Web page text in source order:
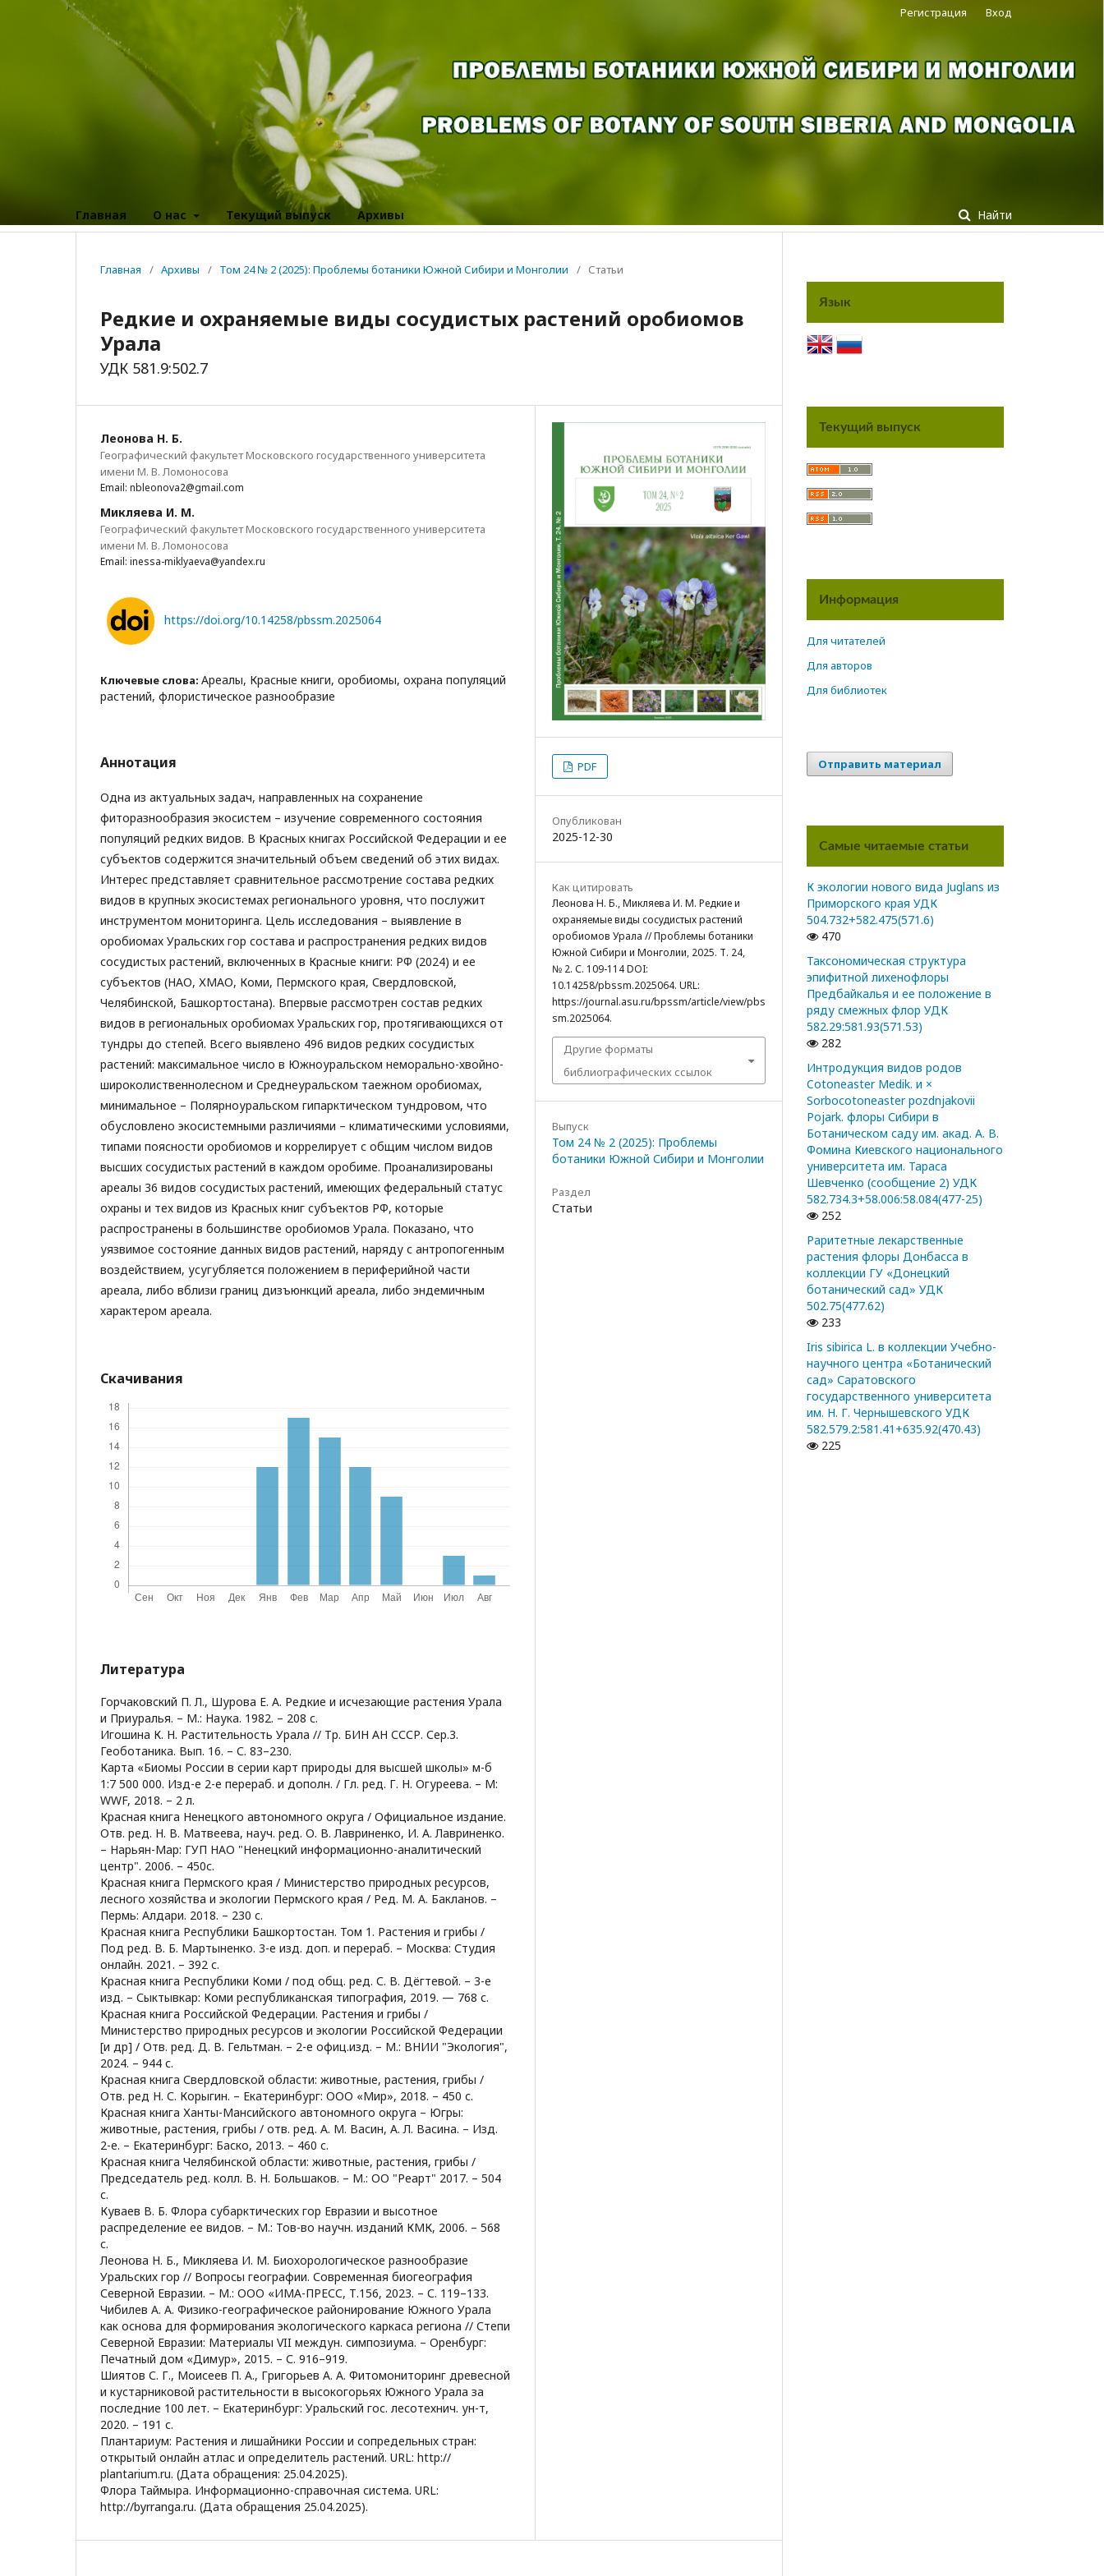
Главная О нас Текущий выпуск Архивы Найти
Регистрация Вход
Главная / Архивы / Том 24 № 2 (2025): Проблемы ботаники Южной Сибири и Монголии / Статьи
Редкие и охраняемые виды сосудистых растений оробиомов
Урала
УДК 581.9:502.7
Леонова Н. Б.
Географический факультет Московского государственного университета
имени М. В. Ломоносова
Email: nbleonova2@gmail.com
Микляева И. М.
Географический факультет Московского государственного университета
имени М. В. Ломоносова
Email: inessa-miklyaeva@yandex.ru
https://doi.org/10.14258/pbssm.2025064
Ключевые слова: Ареалы, Красные книги, оробиомы, охрана популяций
растений, флористическое разнообразие
Аннотация
Одна из актуальных задач, направленных на сохранение
фиторазнообразия экосистем – изучение современного состояния
популяций редких видов. В Красных книгах Российской Федерации и ее
субъектов содержится значительный объем сведений об этих видах.
Интерес представляет сравнительное рассмотрение состава редких
видов в крупных экосистемах регионального уровня, что послужит
инструментом мониторинга. Цель исследования – выявление в
оробиомах Уральских гор состава и распространения редких видов
сосудистых растений, включенных в Красные книги: РФ (2024) и ее
субъектов (НАО, ХМАО, Коми, Пермского края, Свердловской,
Челябинской, Башкортостана). Впервые рассмотрен состав редких
видов в региональных оробиомах Уральских гор, протягивающихся от
тундры до степей. Всего выявлено 496 видов редких сосудистых
растений: максимальное число в Южноуральском неморально-хвойно-
широколиственнолесном и Среднеуральском таежном оробиомах,
минимальное – Полярноуральском гипарктическом тундровом, что
обусловлено экосистемными различиями – климатическими условиями,
типами поясности оробиомов и коррелирует с общим числом видов
высших сосудистых растений в каждом оробиме. Проанализированы
ареалы 36 видов сосудистых растений, имеющих федеральный статус
охраны и тех видов из Красных книг субъектов РФ, которые
распространены в большинстве оробиомов Урала. Показано, что
уязвимое состояние данных видов растений, наряду с антропогенным
воздействием, усугубляется положением в периферийной части
ареала, либо вблизи границ дизъюнкций ареала, либо эндемичным
характером ареала.
Скачивания
Литература
Горчаковский П. Л., Шурова Е. А. Редкие и исчезающие растения Урала
и Приуралья. – М.: Наука. 1982. – 208 с.
Игошина К. Н. Растительность Урала // Тр. БИН АН СССР. Сер.3.
Геоботаника. Вып. 16. – С. 83–230.
Карта «Биомы России в серии карт природы для высшей школы» м-б
1:7 500 000. Изд-е 2-е перераб. и дополн. / Гл. ред. Г. Н. Огуреева. – М:
WWF, 2018. – 2 л.
Красная книга Ненецкого автономного округа / Официальное издание.
Отв. ред. Н. В. Матвеева, науч. ред. О. В. Лавриненко, И. А. Лавриненко.
– Нарьян-Мар: ГУП НАО "Ненецкий информационно-аналитический
центр". 2006. – 450с.
Красная книга Пермского края / Министерство природных ресурсов,
лесного хозяйства и экологии Пермского края / Ред. М. А. Бакланов. –
Пермь: Алдари. 2018. – 230 с.
Красная книга Республики Башкортостан. Том 1. Растения и грибы /
Под ред. В. Б. Мартыненко. 3-е изд. доп. и перераб. – Москва: Студия
онлайн. 2021. – 392 с.
Красная книга Республики Коми / под общ. ред. С. В. Дёгтевой. – 3-е
изд. – Сыктывкар: Коми республиканская типография, 2019. — 768 с.
Красная книга Российской Федерации. Растения и грибы /
Министерство природных ресурсов и экологии Российской Федерации
[и др] / Отв. ред. Д. В. Гельтман. – 2-е офиц.изд. – М.: ВНИИ "Экология",
2024. – 944 с.
Красная книга Свердловской области: животные, растения, грибы /
Отв. ред Н. С. Корыгин. – Екатеринбург: ООО «Мир», 2018. – 450 с.
Красная книга Ханты-Мансийского автономного округа – Югры:
животные, растения, грибы / отв. ред. А. М. Васин, А. Л. Васина. – Изд.
2-е. – Екатеринбург: Баско, 2013. – 460 с.
Красная книга Челябинской области: животные, растения, грибы /
Председатель ред. колл. В. Н. Большаков. – М.: ОО "Реарт" 2017. – 504
с.
Куваев В. Б. Флора субарктических гор Евразии и высотное
распределение ее видов. – М.: Тов-во научн. изданий КМК, 2006. – 568
с.
Леонова Н. Б., Микляева И. М. Биохорологическое разнообразие
Уральских гор // Вопросы географии. Современная биогеография
Северной Евразии. – М.: ООО «ИМА-ПРЕСС, Т.156, 2023. – С. 119–133.
Чибилев А. А. Физико-географическое районирование Южного Урала
как основа для формирования экологического каркаса региона // Степи
Северной Евразии: Материалы VII междун. симпозиума. – Оренбург:
Печатный дом «Димур», 2015. – С. 916–919.
Шиятов С. Г., Моисеев П. А., Григорьев А. А. Фитомониторинг древесной
и кустарниковой растительности в высокогорьях Южного Урала за
последние 100 лет. – Екатеринбург: Уральский гос. лесотехнич. ун-т,
2020. – 191 с.
Плантариум: Растения и лишайники России и сопредельных стран:
открытый онлайн атлас и определитель растений. URL: http://
plantarium.ru. (Дата обращения: 25.04.2025).
Флора Таймыра. Информационно-справочная система. URL:
http://byrranga.ru. (Дата обращения 25.04.2025).
PDF
Опубликован
2025-12-30
Как цитировать
Леонова Н. Б., Микляева И. М. Редкие и
охраняемые виды сосудистых растений
оробиомов Урала // Проблемы ботаники
Южной Сибири и Монголии, 2025. Т. 24,
№ 2. С. 109-114 DOI:
10.14258/pbssm.2025064. URL:
https://journal.asu.ru/bpssm/article/view/pbs
sm.2025064.
Другие форматы
библиографических ссылок
Выпуск
Том 24 № 2 (2025): Проблемы
ботаники Южной Сибири и Монголии
Раздел
Статьи
Язык
Текущий выпуск
Информация
Для читателей
Для авторов
Для библиотек
Отправить материал
Самые читаемые статьи
К экологии нового вида Juglans из
Приморского края УДК
504.732+582.475(571.6)
470
Таксономическая структура
эпифитной лихенофлоры
Предбайкалья и ее положение в
ряду смежных флор УДК
582.29:581.93(571.53)
282
Интродукция видов родов
Cotoneaster Medik. и ×
Sorbocotoneaster pozdnjakovii
Pojark. флоры Сибири в
Ботаническом саду им. акад. А. В.
Фомина Киевского национального
университета им. Тараса
Шевченко (сообщение 2) УДК
582.734.3+58.006:58.084(477-25)
252
Раритетные лекарственные
растения флоры Донбасса в
коллекции ГУ «Донецкий
ботанический сад» УДК
502.75(477.62)
233
Iris sibirica L. в коллекции Учебно-
научного центра «Ботанический
сад» Саратовского
государственного университета
им. Н. Г. Чернышевского УДК
582.579.2:581.41+635.92(470.43)
225